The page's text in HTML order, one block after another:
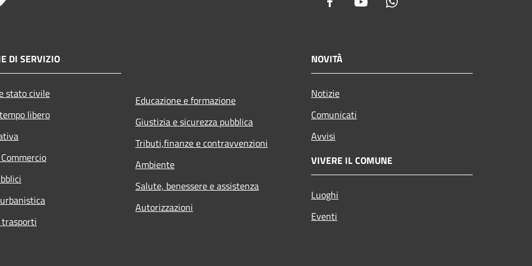
DI SERVIZIO
stato civile
libero
Educazione e formazione
Giustizia e sicurezza pubblica
Tributi,finanze e contravvenzioni
Ambiente
Salute, benessere e assistenza
Autorizzazioni
NOVITÀ
Notizie
Comunicati
Avvisi
VIVERE IL COMUNE
Luoghi
Eventi